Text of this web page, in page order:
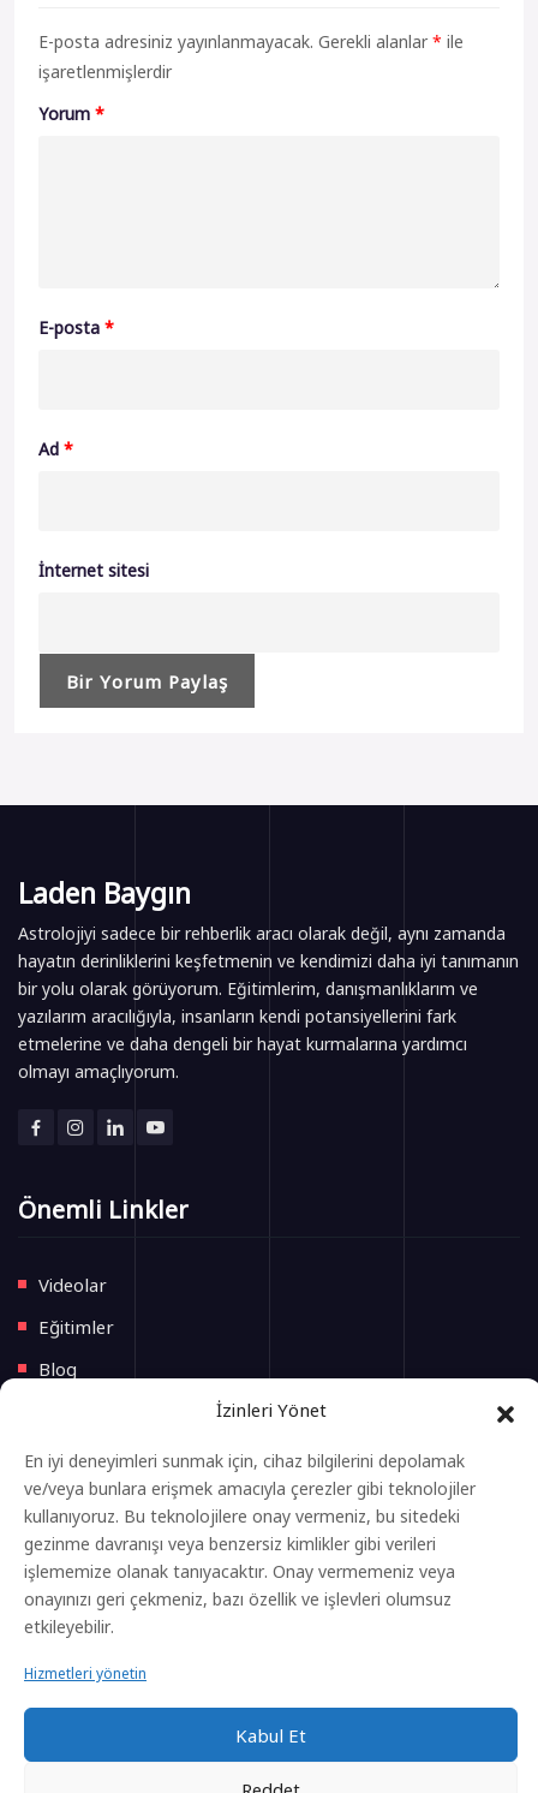
İzinleri Yönet
En iyi deneyimleri sunmak için, cihaz bilgilerini depolamak
ve/veya bunlara erişmek amacıyla çerezler gibi teknolojiler
kullanıyoruz. Bu teknolojilere onay vermeniz, bu sitedeki
gezinme davranışı veya benzersiz kimlikler gibi verileri
işlememize olanak tanıyacaktır. Onay vermemeniz veya
onayınızı geri çekmeniz, bazı özellik ve işlevleri olumsuz
etkileyebilir.
Hizmetleri yönetin
Kabul Et
E-posta adresiniz yayınlanmayacak. Gerekli alanlar * ile
işaretlenmişlerdir
Yorum *
E-posta *
Ad *
İnternet sitesi
Laden Baygın
Astrolojiyi sadece bir rehberlik aracı olarak değil, aynı zamanda
hayatın derinliklerini keşfetmenin ve kendimizi daha iyi tanımanın
bir yolu olarak görüyorum. Eğitimlerim, danışmanlıklarım ve
yazılarım aracılığıyla, insanların kendi potansiyellerini fark
etmelerine ve daha dengeli bir hayat kurmalarına yardımcı
olmayı amaçlıyorum.
Önemli Linkler
Videolar
Eğitimler
Blog
Yeni Başlayacak Eğitimler
Anasayfa
Eğitimler
Gizlilik Politikası
Kvkk Aydınlatma Metni